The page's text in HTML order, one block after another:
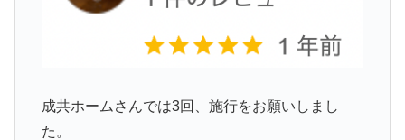
成共ホームさんでは3回、施行をお願いしまし
た。